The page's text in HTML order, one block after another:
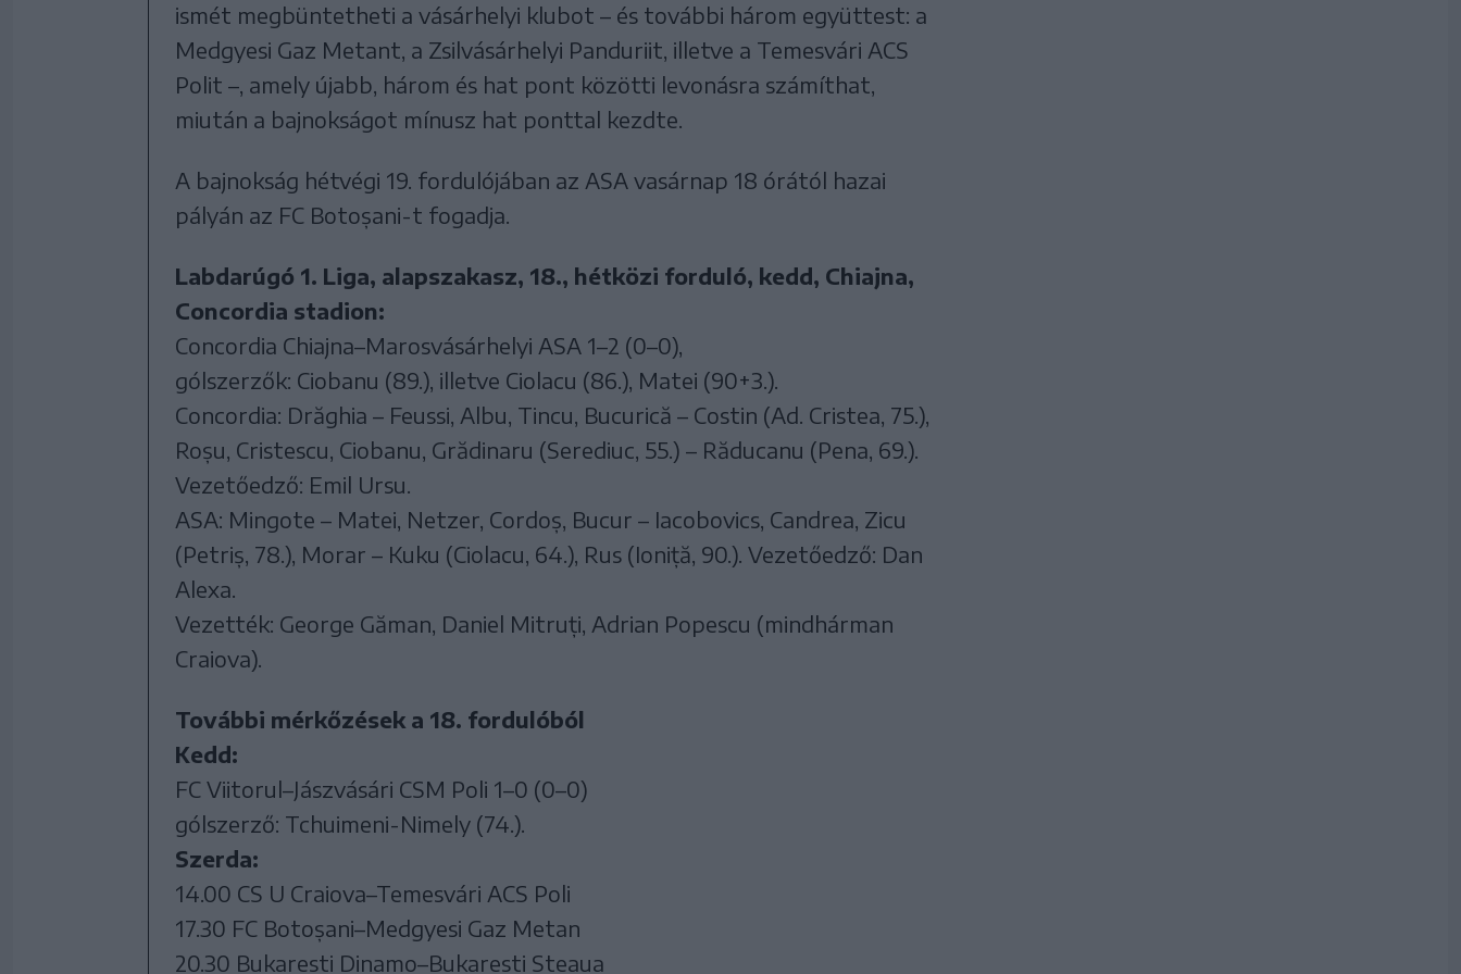
ismét megbüntetheti a vásárhelyi klubot – és további három együttest: a
Medgyesi Gaz Metant, a Zsilvásárhelyi Panduriit, illetve a Temesvári ACS
Polit –, amely újabb, három és hat pont közötti levonásra számíthat,
miután a bajnokságot mínusz hat ponttal kezdte.
A bajnokság hétvégi 19. fordulójában az ASA vasárnap 18 órától hazai
pályán az FC Botoșani-t fogadja.
Labdarúgó 1. Liga, alapszakasz, 18., hétközi forduló, kedd, Chiajna,
Concordia stadion:
Concordia Chiajna–Marosvásárhelyi ASA 1–2 (0–0),
gólszerzők: Ciobanu (89.), illetve Ciolacu (86.), Matei (90+3.).
Concordia: Drăghia – Feussi, Albu, Tincu, Bucurică – Costin (Ad. Cristea, 75.),
Roșu, Cristescu, Ciobanu, Grădinaru (Serediuc, 55.) – Răducanu (Pena, 69.).
Vezetőedző: Emil Ursu.
ASA: Mingote – Matei, Netzer, Cordoș, Bucur – Iacobovics, Candrea, Zicu
(Petriș, 78.), Morar – Kuku (Ciolacu, 64.), Rus (Ioniță, 90.). Vezetőedző: Dan
Alexa.
Vezették: George Găman, Daniel Mitruți, Adrian Popescu (mindhárman
Craiova).
További mérkőzések a 18. fordulóból
Kedd:
FC Viitorul–Jászvásári CSM Poli 1–0 (0–0)
gólszerző: Tchuimeni-Nimely (74.).
Szerda:
14.00 CS U Craiova–Temesvári ACS Poli
17.30 FC Botoșani–Medgyesi Gaz Metan
20.30 Bukaresti Dinamo–Bukaresti Steaua